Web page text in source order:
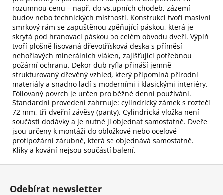
rozumnou cenu – např. do vstupních chodeb, zázemí
budov nebo technických místností. Konstrukci tvoří masivní
smrkový rám se zapuštěnou zpěňující páskou, která je
skrytá pod hranovací páskou po celém obvodu dveří. Výplň
tvoří plošně lisovaná dřevotřísková deska s příměsí
nehořlavých minerálních vláken, zajišťující potřebnou
požární ochranu. Dekor dub ryfla přináší jemně
strukturovaný dřevěný vzhled, který připomíná přírodní
materiály a snadno ladí s moderními i klasickými interiéry.
Fóliovaný povrch je určen pro běžné denní používání.
Standardní provedení zahrnuje: cylindrický zámek s roztečí
72 mm, tři dveřní závěsy (panty). Cylindrická vložka není
součástí dodávky a je nutné ji objednat samostatně. Dveře
jsou určeny k montáži do obložkové nebo ocelové
protipožární zárubně, která se objednává samostatně.
Kliky a kování nejsou součástí balení.
Z
Odebírat newsletter